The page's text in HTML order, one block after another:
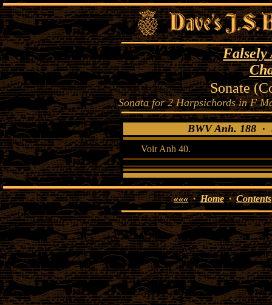
Falsely
Sonate
Sonata for 2 Harpsichords in F
BWV Anh. 188
Voir Anh 40.
«««·Home·Contents